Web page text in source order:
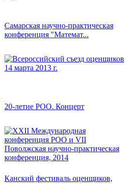
Самарская научно-практическая
конференция "Математ...
20-летие РОО. Концерт
Канский фестиваль оценщиков,